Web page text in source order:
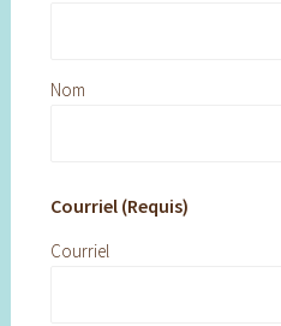
Nom
Courriel (Requis)
Courriel